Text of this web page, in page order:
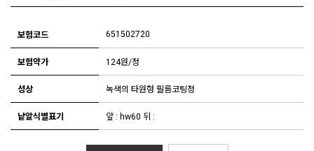
보험코드 651502720
보험약가 124원/정
성상 녹색의 타원형 필름코팅정
낱알식별표기 앞 : hw60 뒤 :